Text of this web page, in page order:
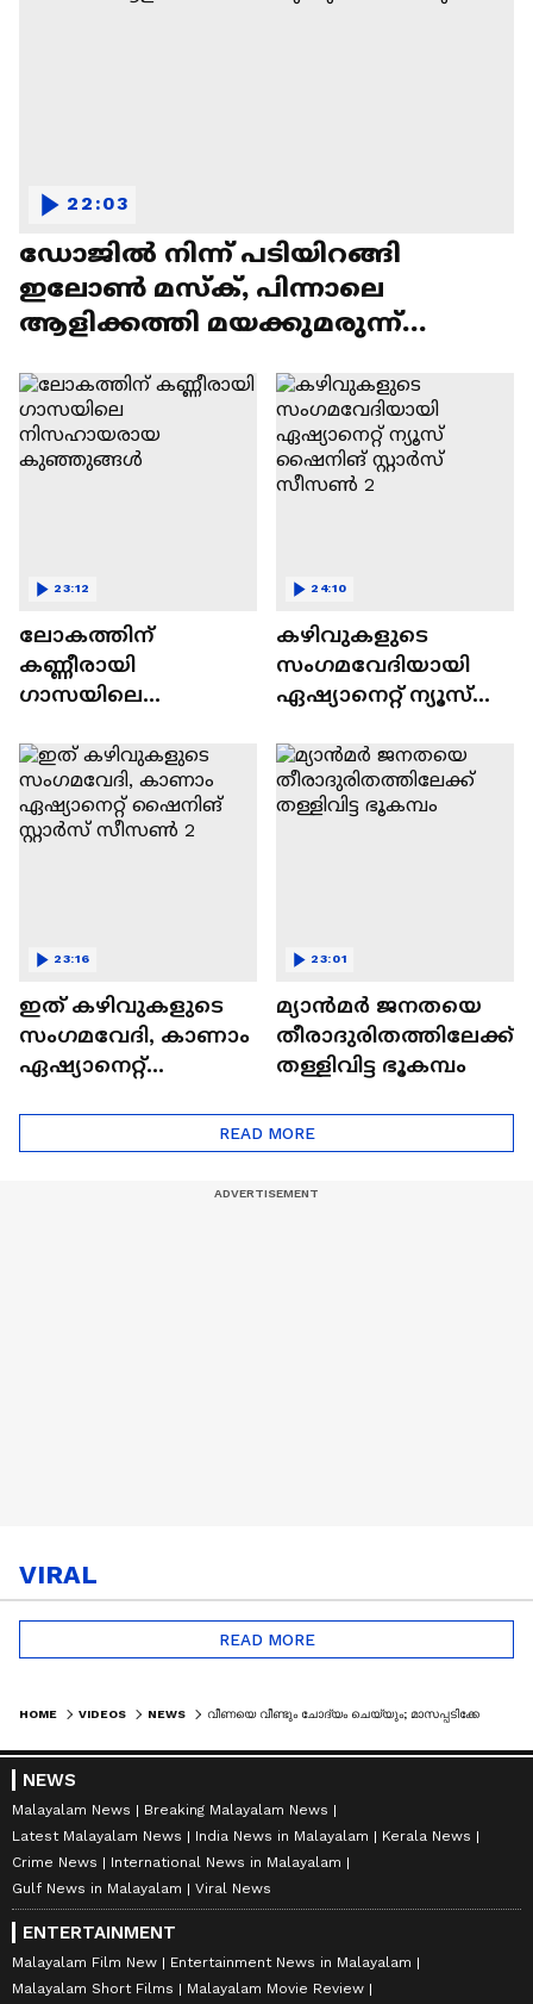
ഡോജിൽ നിന്ന് പടിയിറങ്ങി
ഇലോൺ മസ്ക്, പിന്നാലെ
ആളിക്കത്തി മയക്കുമരുന്ന്
22:03
ലോകത്തിന്
കണ്ണീരായി
ഗാസയിലെ
കുഞ്ഞുങ്ങൾ
23:12
കഴിവുകളുടെ
സംഗമവേദിയായി
ഏഷ്യാനെറ്റ് ന്യൂസ്
സീസൺ 2
24:10
ഇത് കഴിവുകളുടെ
സംഗമവേദി, കാണാം
ഏഷ്യാനെറ്റ്
23:16
മ്യാൻമർ ജനതയെ
തീരാദുരിതത്തിലേക്ക്
തള്ളിവിട്ട ഭൂകമ്പം
23:01
READ MORE
VIRAL
READ MORE
HOME VIDEOS NEWS
NEWS
Malayalam News
Breaking Malayalam News
Latest Malayalam News
India News in Malayalam
Kerala News
Crime News
International News in Malayalam
Gulf News in Malayalam
Viral News
ENTERTAINMENT
Malayalam Film New
Entertainment News in Malayalam
Malayalam Short Films
Malayalam Movie Review